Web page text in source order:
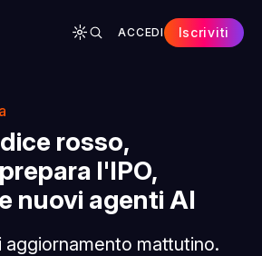
ACCEDI Iscriviti
rosso,
l'IPO,
nuovi agenti AI
aggiornamento mattutino.